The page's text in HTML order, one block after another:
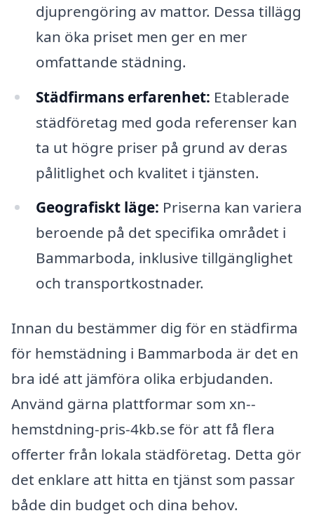
djuprengöring av mattor. Dessa tillägg
kan öka priset men ger en mer
omfattande städning.
Städfirmans erfarenhet: Etablerade
städföretag med goda referenser kan
ta ut högre priser på grund av deras
pålitlighet och kvalitet i tjänsten.
Geografiskt läge: Priserna kan variera
beroende på det specifika området i
Bammarboda, inklusive tillgänglighet
och transportkostnader.
Innan du bestämmer dig för en städfirma
för hemstädning i Bammarboda är det en
bra idé att jämföra olika erbjudanden.
Använd gärna plattformar som xn--
hemstdning-pris-4kb.se för att få flera
offerter från lokala städföretag. Detta gör
det enklare att hitta en tjänst som passar
både din budget och dina behov.